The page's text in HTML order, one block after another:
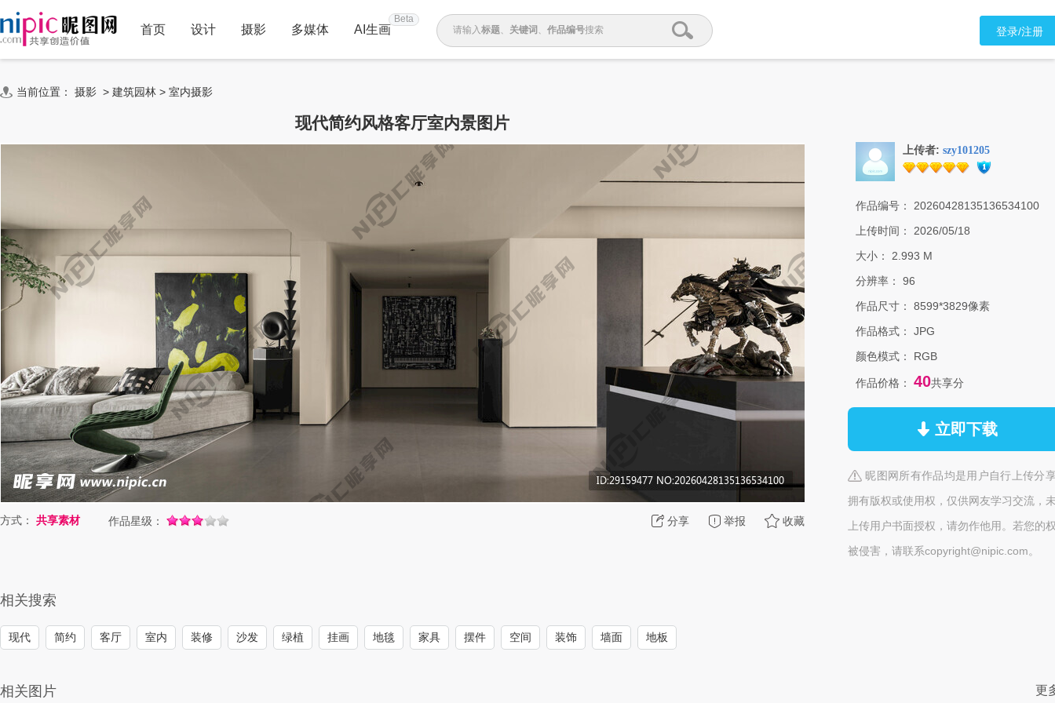
首页 设计 摄影 多媒体 AI生画
Beta
请输入标题、 关键词 、 作品编号搜索 登录/注册
当前位置： 摄影 > 建筑园林 > 室内摄影
现代简约风格客厅室内景图片
分享 举报 收藏
方式： 共享素材 作品星级：
上传者: szy101205
作品编号：
20260428135136534100
上传时间：
2026/05/18
大小：
2.993 M
分辨率：
96
作品尺寸：
8599*3829像素
作品格式：
JPG
颜色模式：
RGB
作品价格： 40共享分
立即下载
昵图网所有作品均是用户自行上传分
拥有版权或使用权，仅供网友学习交流，
上传用户书面授权，请勿作他用。若您的
被侵害，请联系copyright@nipic.com。
相关搜索
现代 简约 客厅 室内 装修 沙发 绿植 挂画 地毯 家具 摆件 空间 装饰 墙面 地板
相关图片 更